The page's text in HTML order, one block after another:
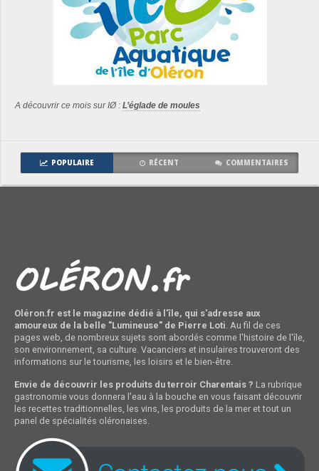
A découvrir ce mois sur IØ : L’églade de moules
POPULAIRE RÉCENT COMMENTAIRES
Oléron.fr est le magazine dédié à l'île, qui s'adresse aux
amoureux de la belle "Lumineuse" de Pierre Loti . Au fil de ces
pages web, de nombreux sujets sont abordés comme l'histoire de l'île,
son environnement, sa culture. Vacanciers et insulaires trouveront des
informations sur le tourisme, les loisirs et le bien-être.
Envie de découvrir les produits du terroir Charentais ? La rubrique
gastronomie vous donnera l'eau à la bouche en vous faisant découvrir
les recettes traditionnelles, les vins, les produits de la mer et tout un
panel de spécialités oléronaises.